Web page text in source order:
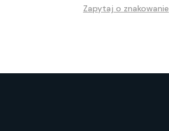
Zapytaj o znakowanie